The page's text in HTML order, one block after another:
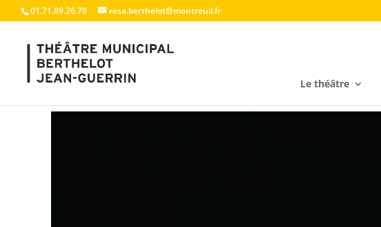
01.71.89.26.70 resa.berthelot@montreuil.fr
Le théâtre